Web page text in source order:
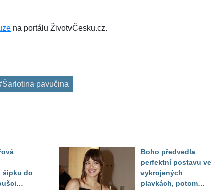
na portálu ŽivotvČesku.cz.
pavučina
šipku do
Boho předvedla
perfektní postavu ve
vykrojených
plavkách, potom